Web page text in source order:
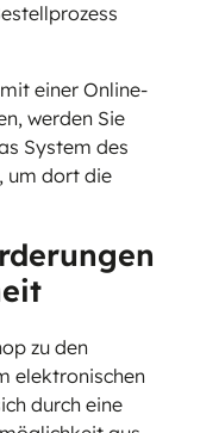
einer Online-
werden Sie
System des
um dort die
zu den
elektronischen
durch eine